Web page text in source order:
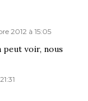
2012 à 15:05
peut voir, nous